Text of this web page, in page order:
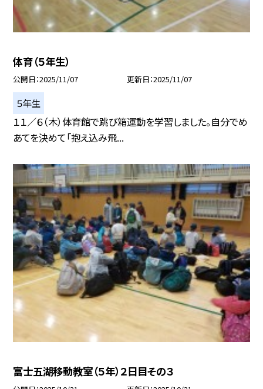
体育（５年生）
公開日 2025/11/07 更新日 2025/11/07
５年生
１１／６（木）体育館で跳び箱運動を学習しました。自分でめ
あてを決めて「抱え込み飛...
富士五湖移動教室（５年）２日目その３